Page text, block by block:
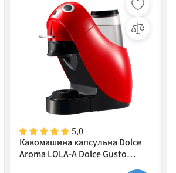
5,0
Кавомашина капсульна Dolce
Aroma LOLA-A Dolce Gusto